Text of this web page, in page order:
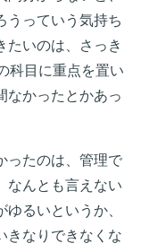
うっていう気持ち
たいのは、さっき
科目に重点を置い
なかったとかあっ
ったのは、管理で
なんとも言えない
るいというか、
きなりできなくな